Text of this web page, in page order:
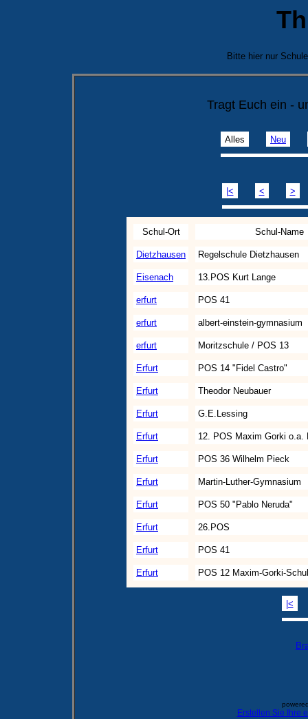
Bitte hier nur
Tragt Euch ein -
Alles Neu
|< < >
Schul-Ort Schul-Name
Dietzhausen Regelschule Dietzhausen
Eisenach 13.POS Kurt Lange
erfurt POS 41
erfurt albert-einstein-gymnasium
erfurt Moritzschule / POS 13
Erfurt POS 14 "Fidel Castro"
Erfurt Theodor Neubauer
Erfurt G.E.Lessing
Erfurt 12. POS Maxim Gorki o.a.
Erfurt POS 36 Wilhelm Pieck
Erfurt Martin-Luther-Gymnasium
Erfurt POS 50 "Pablo Neruda"
Erfurt 26.POS
Erfurt POS 41
Erfurt POS 12 Maxim-Gorki-
|<
Erstellen Sie Ihre